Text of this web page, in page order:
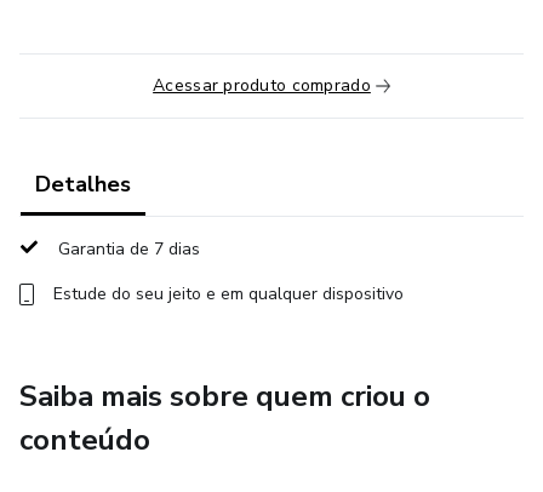
Acessar produto comprado
Detalhes
Garantia de 7 dias
Estude do seu jeito e em qualquer dispositivo
Saiba mais sobre quem criou o
conteúdo